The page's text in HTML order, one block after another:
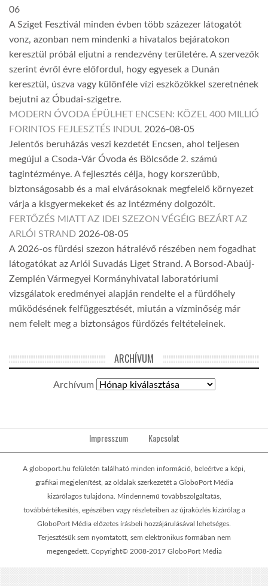
06
A Sziget Fesztivál minden évben több százezer látogatót
vonz, azonban nem mindenki a hivatalos bejáratokon
keresztül próbál eljutni a rendezvény területére. A szervezők
szerint évről évre előfordul, hogy egyesek a Dunán
keresztül, úszva vagy különféle vízi eszközökkel szeretnének
bejutni az Óbudai-szigetre.
MODERN ÓVODA ÉPÜLHET ENCSEN: KÖZEL 400 MILLIÓ
FORINTOS FEJLESZTÉS INDUL 2026-08-05
Jelentős beruházás veszi kezdetét Encsen, ahol teljesen
megújul a Csoda-Vár Óvoda és Bölcsőde 2. számú
tagintézménye. A fejlesztés célja, hogy korszerűbb,
biztonságosabb és a mai elvárásoknak megfelelő környezet
várja a kisgyermekeket és az intézmény dolgozóit.
FERTŐZÉS MIATT AZ IDEI SZEZON VÉGÉIG BEZÁRT AZ
ARLÓI STRAND 2026-08-05
A 2026-os fürdési szezon hátralévő részében nem fogadhat
látogatókat az Arlói Suvadás Liget Strand. A Borsod-Abaúj-
Zemplén Vármegyei Kormányhivatal laboratóriumi
vizsgálatok eredményei alapján rendelte el a fürdőhely
működésének felfüggesztését, miután a vízminőség már
nem felelt meg a biztonságos fürdőzés feltételeinek.
ARCHÍVUM
Archívum
Impresszum Kapcsolat
A globoport.hu felületén található minden információ, beleértve a képi,
grafikai megjelenítést, az oldalak szerkezetét a GloboPort Média
kizárólagos tulajdona. Mindennemű továbbszolgáltatás,
továbbértékesítés, egészében vagy részleteiben az újraközlés kizárólag a
GloboPort Média előzetes írásbeli hozzájárulásával lehetséges.
Terjesztésük sem nyomtatott, sem elektronikus formában nem
megengedett. Copyright© 2008-2017 GloboPort Média